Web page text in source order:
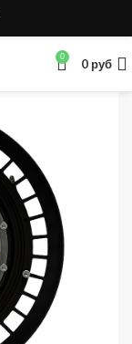
0 0руб